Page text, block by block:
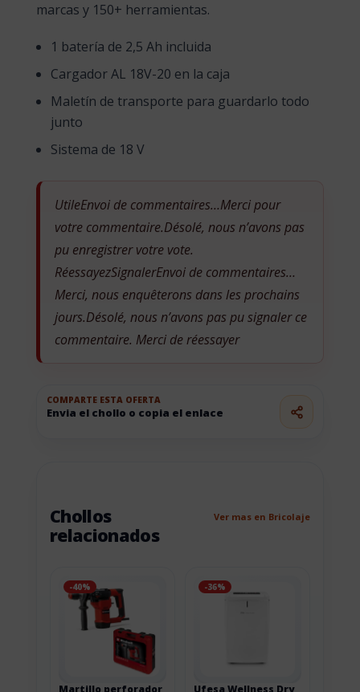
marcas y 150+ herramientas.
1 batería de 2,5 Ah incluida
Cargador AL 18V-20 en la caja
Maletín de transporte para guardarlo todo
junto
Sistema de 18 V
UtileEnvoi de commentaires…Merci pour
votre commentaire.Désolé, nous n’avons pas
pu enregistrer votre vote.
RéessayezSignalerEnvoi de commentaires…
Merci, nous enquêterons dans les prochains
jours.Désolé, nous n’avons pas pu signaler ce
commentaire. Merci de réessayer
COMPARTE ESTA OFERTA
Envia el chollo o copia el enlace
Chollos
relacionados
Ver mas en Bricolaje
-40% -36%